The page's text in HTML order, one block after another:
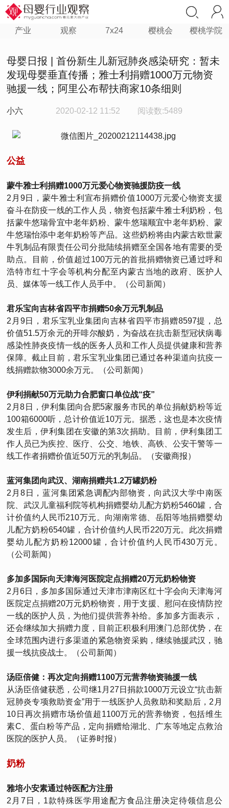
产业 观察 7x24 樱桃会 樱桃学院
母婴日报 | 首份新生儿新冠肺炎感染研究：暂未
发现母婴垂直传播；雅士利捐赠1000万元物资
驰援一线；阿里公布帮扶商家10条细则
小六 2020-02-12 11:52 阅读数:5489
公益
蒙牛雅士利捐赠1000万元爱心物资驰援防疫一线
2月9日，蒙牛雅士利宣布捐赠价值1000万元爱心物资支援
奋斗在防疫一线的工作人员，物资包括蒙牛雅士利奶粉，包
括蒙牛悠瑞骨宜中老年奶粉、蒙牛悠瑞顺宜中老年奶粉、蒙
牛悠瑞怡添中老年奶粉等产品。这些奶粉将由内蒙古欧世蒙
牛乳制品有限责任公司分批陆续捐赠至全国各地有需要的受
助点。目前，价值超过100万元的首批捐赠物资已通过呼和
浩特市红十字会等机构分配至内蒙古当地的政府、医护人
员、媒体等一线工作人员手中。（公司新闻）
君乐宝向吉林省四平市捐赠50余万元乳制品
2月9日，君乐宝乳业集团向吉林省四平市捐赠8597提，总
价值51.5万余元的开啡尔酸奶，为奋战在抗击新型冠状病毒
感染性肺炎疫情一线的医务人员和工作人员提供健康和营养
保障。截止目前，君乐宝乳业集团已通过各种渠道向抗疫一
线捐赠款物3000余万元。（公司新闻）
伊利捐献50万元助力合肥窗口单位战“疫”
2月8日，伊利集团向合肥5家服务市民的单位捐献奶粉等近
100箱6000听，总计价值近10万元。据悉，这也是本次疫情
发生后，伊利集团在安徽的第3次捐助。目前，伊利集团工
作人员已为疾控、医疗、公交、地铁、高铁、公安干警等一
线工作者捐赠价值近50万元的乳制品。（安徽商报）
蓝河集团向武汉、湖南捐赠共1.2万罐奶粉
2月8日，蓝河集团紧急调配内部物资，向武汉大学中南医
院、武汉儿童福利院等机构捐赠婴幼儿配方奶粉5460罐，合
计价值约人民币210万元。向湖南常德、岳阳等地捐赠婴幼
儿配方奶粉6540罐，合计价值约人民币220万元。此次捐赠
婴幼儿配方奶粉12000罐，合计价值约人民币430万元。
（公司新闻）
多加多国际向天津海河医院定点捐赠20万元奶粉物资
2月6日，多加多国际通过天津市津南区红十字会向天津海河
医院定点捐赠20万元奶粉物资，用于支援、慰问在疫情防控
一线的医护人员，为他们提供营养补给。多加多方面表示，
还会继续加大捐赠力度，目前正积极利用澳门总部优势，在
全球范围内进行多渠道的紧急物资采购，继续驰援武汉，驰
援一线抗疫战士。（公司新闻）
汤臣倍健：再次定向捐赠1100万元营养物资驰援一线
从汤臣倍健获悉，公司继1月27日捐款1000万元设立“抗击新
冠肺炎专项救助资金”用于一线医护人员救助和奖励后，2月
10日再次捐赠市场价值超1100万元的营养物资，包括维生
素C、蛋白粉等产品，定向捐赠给湖北、广东等地定点救治
医院的医护人员。（证券时报）
奶粉
雅培小安素通过特医配方注册
2月7日，1款特殊医学用途配方食品注册决定待领信息公